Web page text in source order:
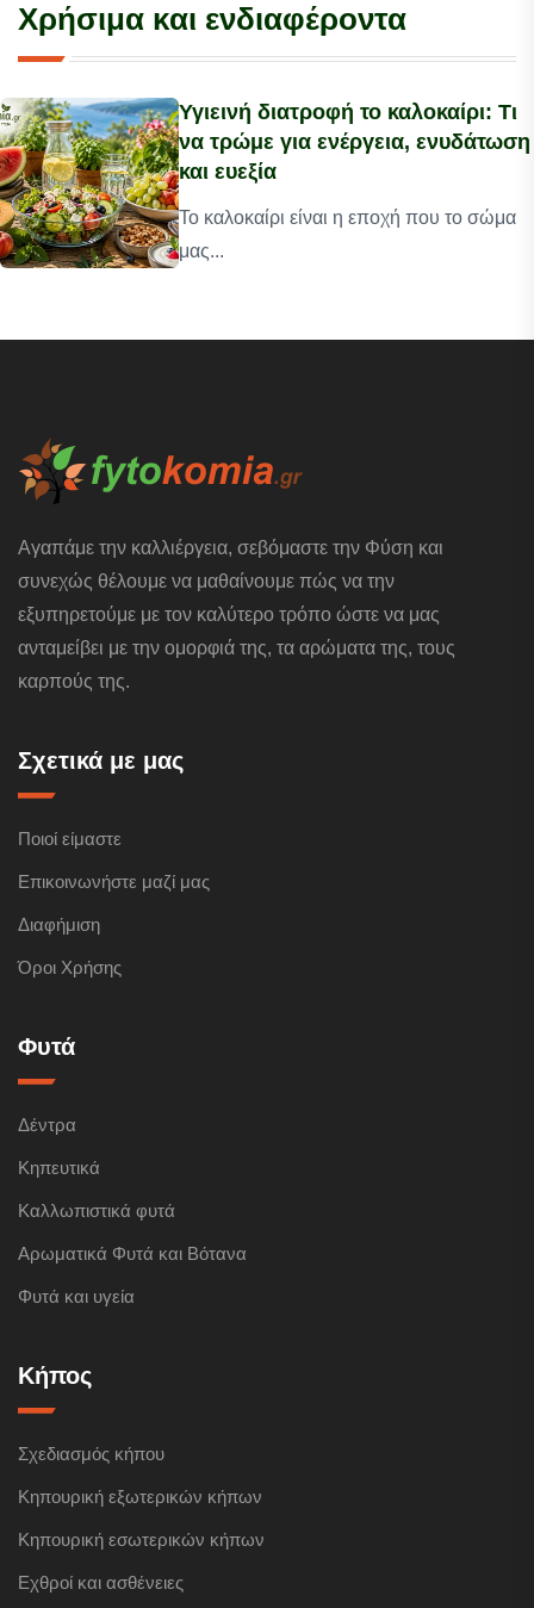
Χρήσιμα και ενδιαφέροντα
Υγιεινή διατροφή το καλοκαίρι: Τι
να τρώμε για ενέργεια, ενυδάτωση
και ευεξία
Το καλοκαίρι είναι η εποχή που το σώμα
μας...
Αγαπάμε την καλλιέργεια, σεβόμαστε την Φύση και
συνεχώς θέλουμε να μαθαίνουμε πώς να την
εξυπηρετούμε με τον καλύτερο τρόπο ώστε να μας
ανταμείβει με την ομορφιά της, τα αρώματα της, τους
καρπούς της.
Σχετικά με μας
Ποιοί είμαστε
Επικοινωνήστε μαζί μας
Διαφήμιση
Όροι Χρήσης
Φυτά
Δέντρα
Κηπευτικά
Καλλωπιστικά φυτά
Αρωματικά Φυτά και Βότανα
Φυτά και υγεία
Κήπος
Σχεδιασμός κήπου
Κηπουρική εξωτερικών κήπων
Κηπουρική εσωτερικών κήπων
Εχθροί και ασθένειες